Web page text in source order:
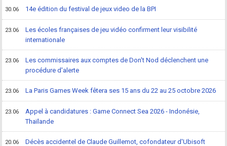
30.06 14e édition du festival de jeux video de la BPI
23.06
Les écoles françaises de jeu vidéo confirment leur visibilité
internationale
23.06
Les commissaires aux comptes de Don't Nod déclenchent une
procédure d'alerte
23.06 La Paris Games Week fêtera ses 15 ans du 22 au 25 octobre 2026
23.06
Appel à candidatures : Game Connect Sea 2026 - Indonésie,
Thaïlande
20.06 Décès accidentel de Claude Guillemot, cofondateur d'Ubisoft